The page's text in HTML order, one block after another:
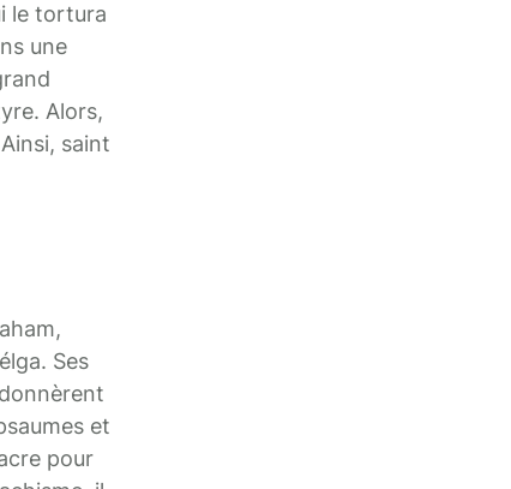
le tortura
une
Alors,
saint
Ses
et
pour